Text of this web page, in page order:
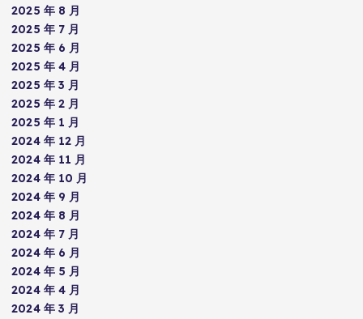
2025 年 8 月
2025 年 7 月
2025 年 6 月
2025 年 4 月
2025 年 3 月
2025 年 2 月
2025 年 1 月
2024 年 12 月
2024 年 11 月
2024 年 10 月
2024 年 9 月
2024 年 8 月
2024 年 7 月
2024 年 6 月
2024 年 5 月
2024 年 4 月
2024 年 3 月